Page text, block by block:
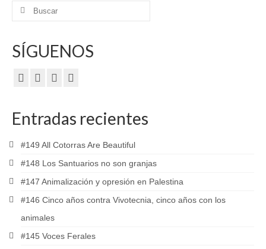
Buscar
SÍGUENOS
Entradas recientes
#149 All Cotorras Are Beautiful
#148 Los Santuarios no son granjas
#147 Animalización y opresión en Palestina
#146 Cinco años contra Vivotecnia, cinco años con los
animales
#145 Voces Ferales